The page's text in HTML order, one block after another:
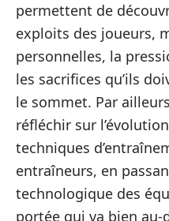
permettent de
exploits des joueurs,
personnelles, la
les sacrifices qu’ils
le sommet. Par
réfléchir sur
techniques
entraîneurs, en
technologique des
portée qui va bien au-